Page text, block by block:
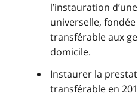
l’instauration
universelle,
transférable aux
domicile.
Instaurer la
transférable en